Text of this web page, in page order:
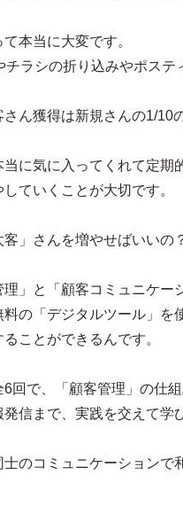
本当に大変です。
チラシの折り込みやポス
ん獲得は新規さんの1/10
に気に入ってくれて定期
していくことが大切です。
」さんを増やせばいいの
」と「顧客コミュニケー
の「デジタルツール」を
ことができるんです。
回で、「顧客管理」の仕
信まで、実践を交えて学
のコミュニケーションで